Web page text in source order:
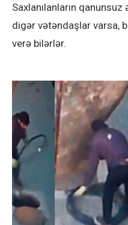
Saxlanılanların
digər vətəndaşlar varsa,
verə bilərlər.